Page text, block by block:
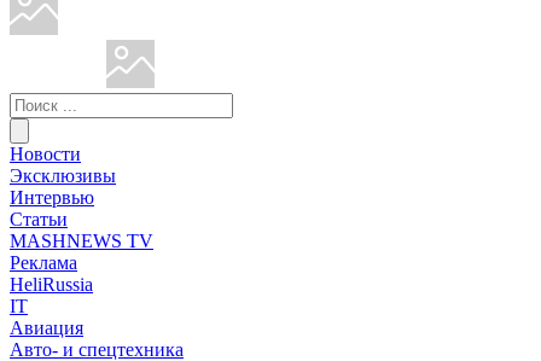
Новости
Эксклюзивы
Интервью
Статьи
MASHNEWS TV
Реклама
HeliRussia
IT
Авиация
Авто- и спецтехника